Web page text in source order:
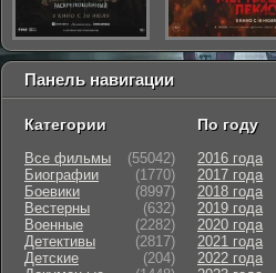
Панель навигации
Категории
Все фильмы
(55042)
Биографии
(1770)
Боевики
(8997)
Вестерны
(632)
Военные
(2282)
Детективы
(2817)
Детские
(204)
По году
2016 года
2017 года
2018 года
2019 года
2020 года
2021 года
2022 года